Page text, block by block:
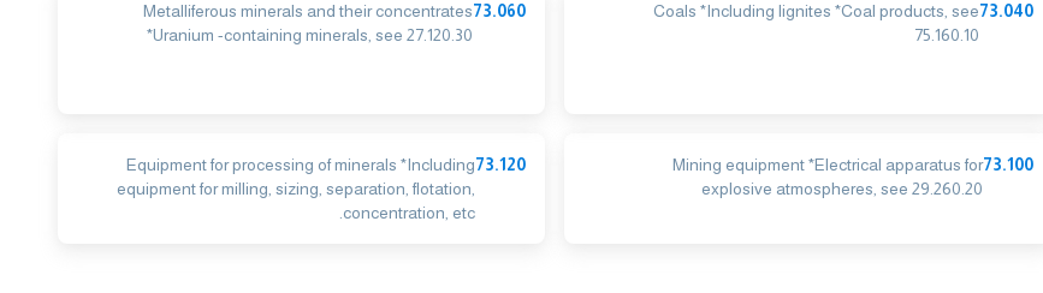
73.040
Coals *Including lignites *Coal products, see
75.160.10
73.060
Metalliferous minerals and their concentrates
*Uranium -containing minerals, see 27.120.30
73.100
Mining equipment *Electrical apparatus for
explosive atmospheres, see 29.260.20
73.120
Equipment for processing of minerals *Including
equipment for milling, sizing, separation, flotation,
concentration, etc.